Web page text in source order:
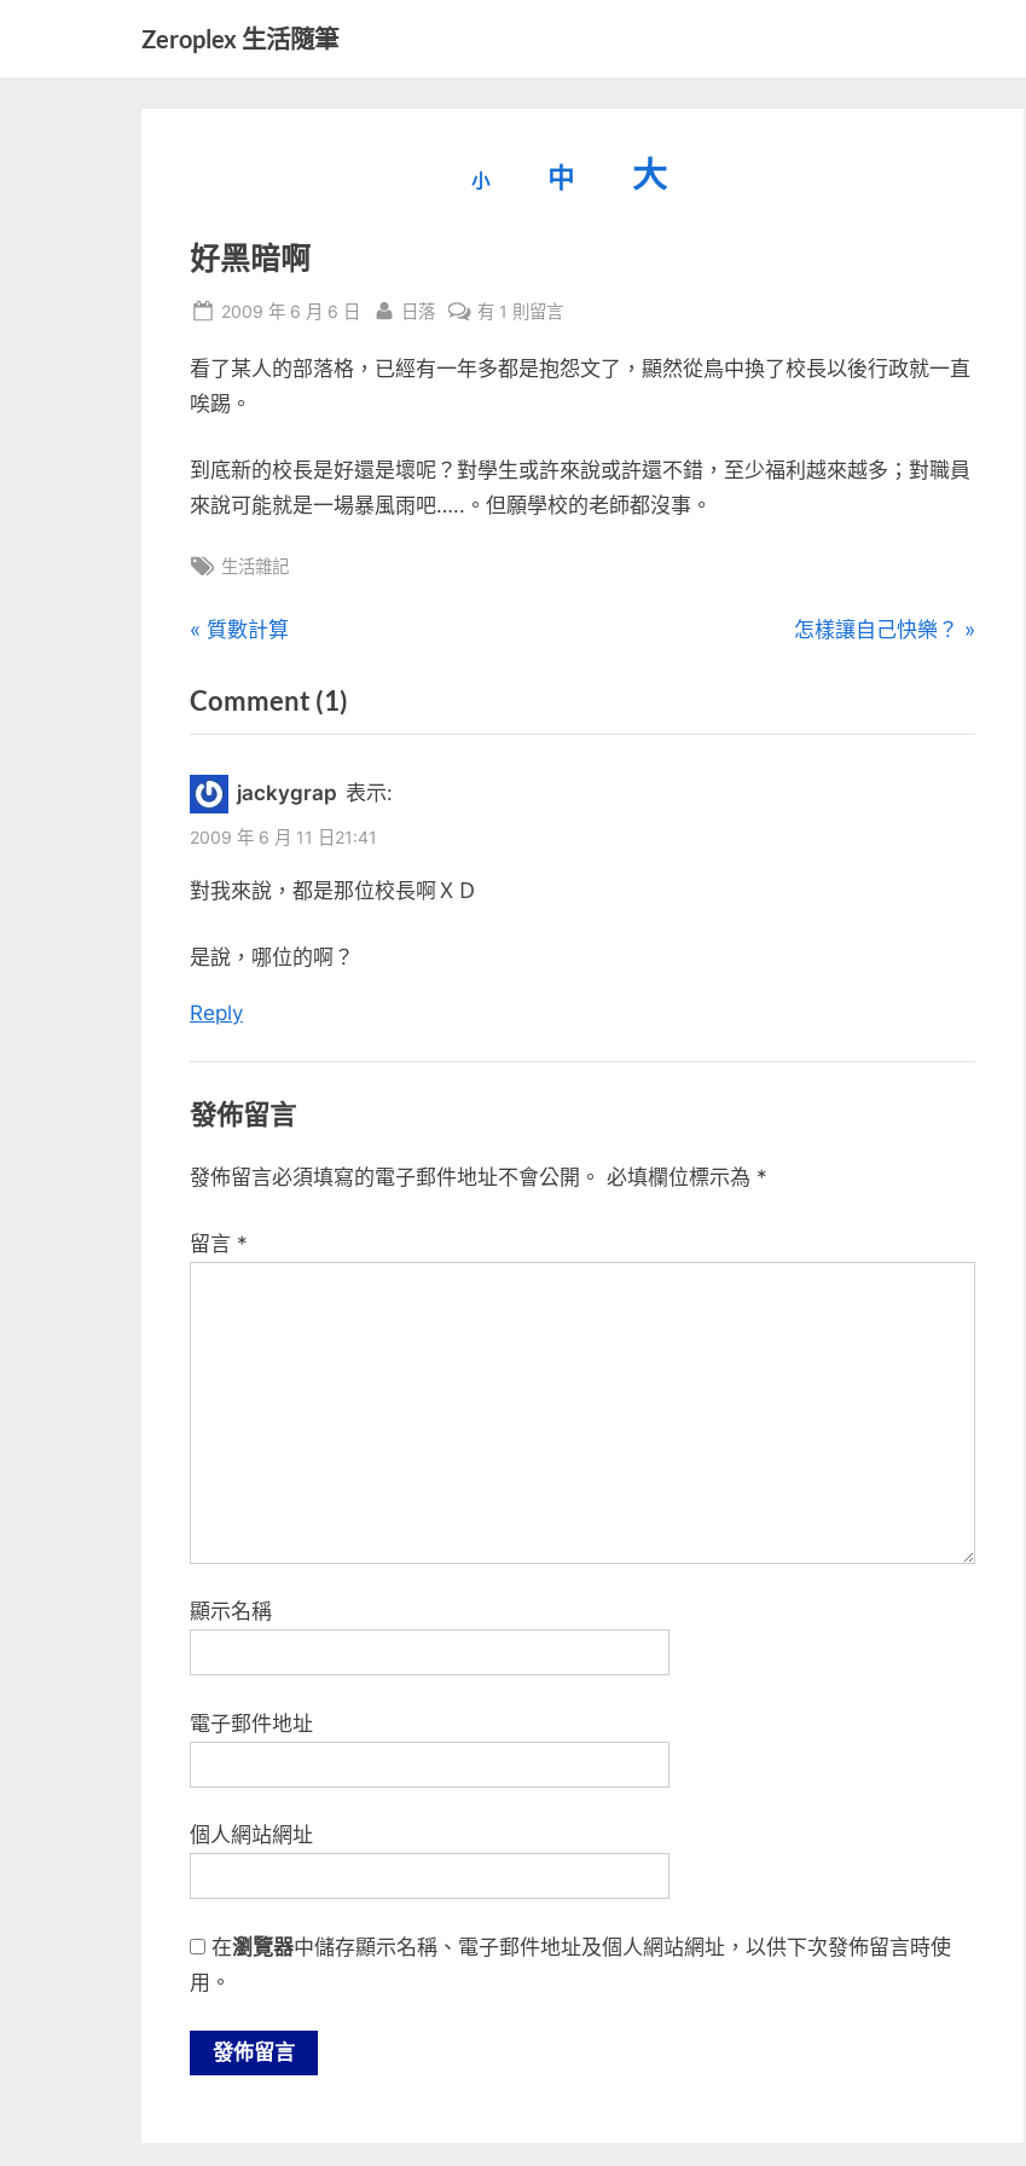
Zeroplex 生活隨筆
小
小
小。
中
重大
型
小。
好黑暗啊
Posted
2009 年 6 月 6 日 By
日落
在
黑
中
有 1 則留言
看了某人的部落格，已經有一年多都是抱怨文了，顯然從鳥中換了校長以後行政就一直
唉踢。
到底新的校長是好還是壞呢？對學生或許來說或許還不錯，至少福利越來越多；對職員
來說可能就是一場暴風雨吧…..。但願學校的老師都沒事。
Tags:
生活雜記
文
章
導
覽
P
e
v
o
u
P
o
t
質數計算
N
t
怎樣讓自己快樂？
Comment (1)
“好
黑
jackygrap 表示:
2009 年 6 月 11 日21:41
對我來說，都是那位校長啊ＸＤ
是說，哪位的啊？
Reply
發佈留言
發佈留言必須填寫的電子郵件地址不會公開。 必填欄位標示為 *
留言 *
顯示名稱
電子郵件地址
個人網站網址
在瀏覽器中儲存顯示名稱、電子郵件地址及個人網站網址，以供下次發佈留言時使
用。